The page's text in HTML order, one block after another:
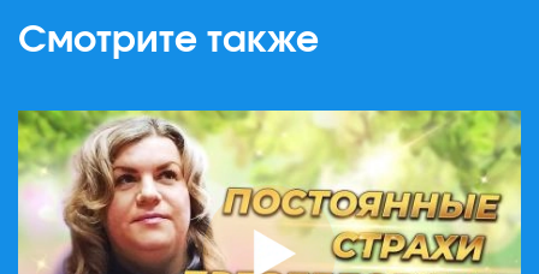
Смотрите также